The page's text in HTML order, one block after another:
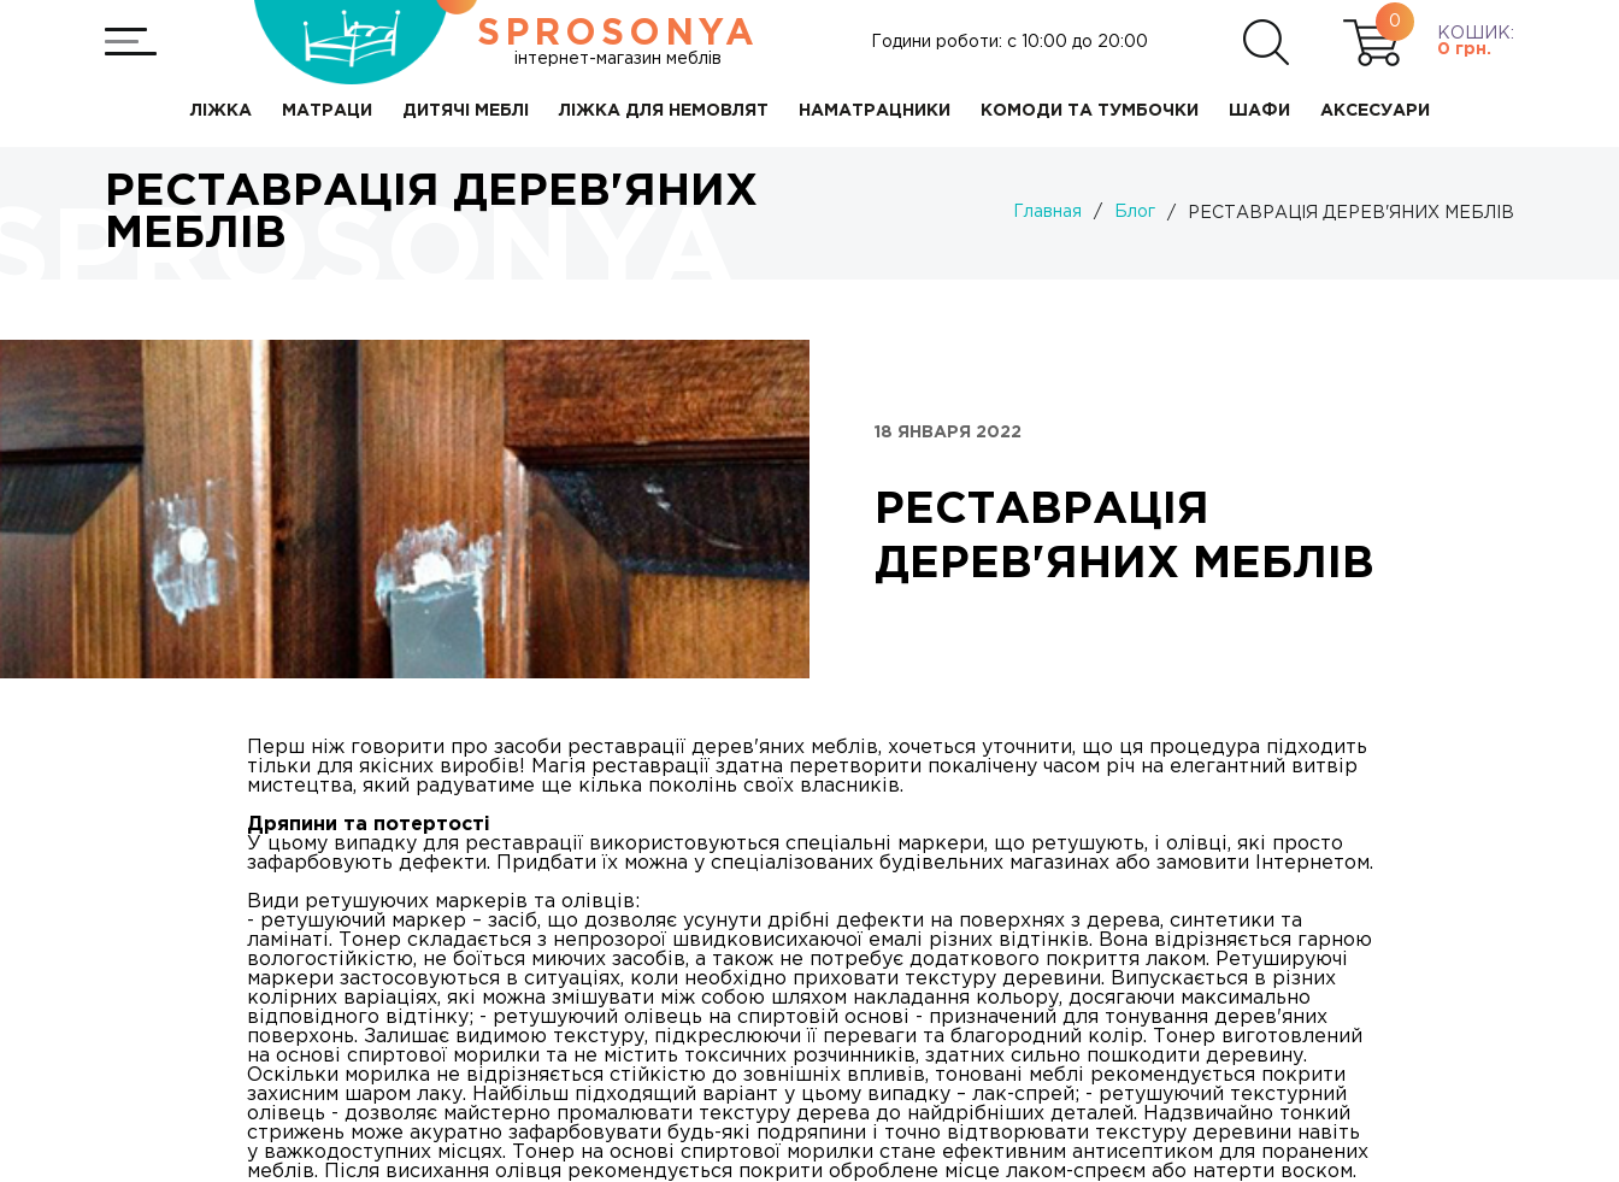
SPROSONYA
інтернет-магазин меблів
Години роботи: c 10:00 до 20:00
0
КОШИК:
0 грн.
ЛІЖКА МАТРАЦИ ДИТЯЧІ МЕБЛІ ЛІЖКА ДЛЯ НЕМОВЛЯТ НАМАТРАЦНИКИ КОМОДИ ТА ТУМБОЧКИ ШАФИ АКСЕСУАРИ
РЕСТАВРАЦІЯ ДЕРЕВ'ЯНИХ
МЕБЛІВ
Главная / Блог / РЕСТАВРАЦІЯ ДЕРЕВ'ЯНИХ МЕБЛІВ
18 ЯНВАРЯ 2022
РЕСТАВРАЦІЯ
ДЕРЕВ'ЯНИХ МЕБЛІВ
Перш ніж говорити про засоби реставрації дерев'яних меблів, хочеться уточнити, що ця процедура підходить
тільки для якісних виробів! Магія реставрації здатна перетворити покалічену часом річ ​​на елегантний витвір
мистецтва, який радуватиме ще кілька поколінь своїх власників.
Дряпини та потертості
У цьому випадку для реставрації використовуються спеціальні маркери, що ретушують, і олівці, які просто
зафарбовують дефекти. Придбати їх можна у спеціалізованих будівельних магазинах або замовити Інтернетом.
Види ретушуючих маркерів та олівців:
- ретушуючий маркер – засіб, що дозволяє усунути дрібні дефекти на поверхнях з дерева, синтетики та
ламінаті. Тонер складається з непрозорої швидковисихаючої емалі різних відтінків. Вона відрізняється гарною
вологостійкістю, не боїться миючих засобів, а також не потребує додаткового покриття лаком. Ретушируючі
маркери застосовуються в ситуаціях, коли необхідно приховати текстуру деревини. Випускається в різних
колірних варіаціях, які можна змішувати між собою шляхом накладання кольору, досягаючи максимально
відповідного відтінку; - ретушуючий олівець на спиртовій основі - призначений для тонування дерев'яних
поверхонь. Залишає видимою текстуру, підкреслюючи її переваги та благородний колір. Тонер виготовлений
на основі спиртової морилки та не містить токсичних розчинників, здатних сильно пошкодити деревину.
Оскільки морилка не відрізняється стійкістю до зовнішніх впливів, тоновані меблі рекомендується покрити
захисним шаром лаку. Найбільш підходящий варіант у цьому випадку – лак-спрей; - ретушуючий текстурний
олівець - дозволяє майстерно промалювати текстуру дерева до найдрібніших деталей. Надзвичайно тонкий
стрижень може акуратно зафарбовувати будь-які подряпини і точно відтворювати текстуру деревини навіть
у важкодоступних місцях. Тонер на основі спиртової морилки стане ефективним антисептиком для поранених
меблів. Після висихання олівця рекомендується покрити оброблене місце лаком-спреєм або натерти воском.